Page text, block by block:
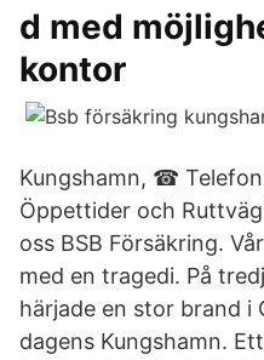
d med
kontor
Kungshamn, ☎
Öppettider och
oss BSB Försäkring.
med en tragedi. På
härjade en stor brand i
dagens Kungshamn.